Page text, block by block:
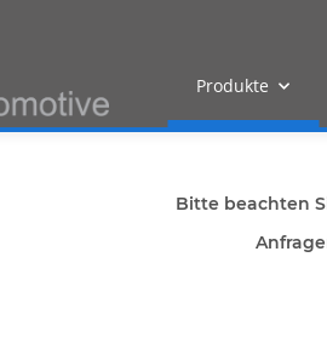
Produkte
Bitte beachten